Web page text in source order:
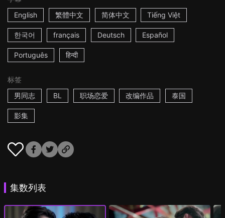
English
繁體中文 简体中文 Tiếng Việt
한국어 français Deutsch Español
Português हिन्दी
标签
男同志
BL 职场恋爱 改编作品 泰国
影集
集数列表